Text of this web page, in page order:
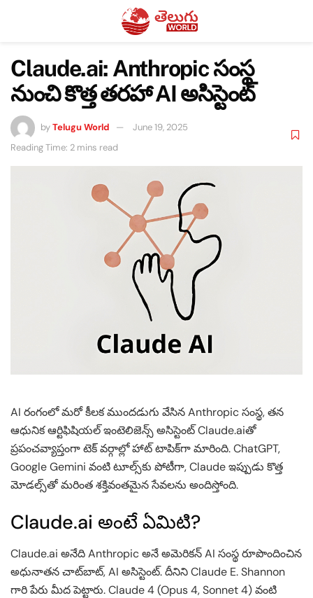
Claude.ai: Anthropic సంస్థ
నుంచి కొత్త తరహా AI అసిస్టెంట్
byTelugu World
June 19, 2025
Reading Time: 2 mins read
AI రంగంలో మరో కీలక ముందడుగు వేసిన Anthropic సంస్థ, తన
ఆధునిక ఆర్టిఫిషియల్ ఇంటెలిజెన్స్ అసిస్టెంట్ Claude.aiతో
ప్రపంచవ్యాప్తంగా టెక్ వర్గాల్లో హాట్ టాపిక్‌గా మారింది. ChatGPT,
Google Gemini వంటి టూల్స్‌కు పోటీగా, Claude ఇప్పుడు కొత్త
మోడల్స్‌తో మరింత శక్తివంతమైన సేవలను అందిస్తోంది.
Claude.ai అంటే ఏమిటి?
Claude.ai అనేది Anthropic అనే అమెరికన్ AI సంస్థ రూపొందించిన
అధునాతన చాట్‌బాట్, AI అసిస్టెంట్. దీనిని Claude E. Shannon
గారి పేరు మీద పెట్టారు. Claude 4 (Opus 4, Sonnet 4) వంటి